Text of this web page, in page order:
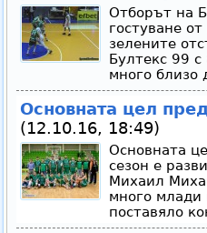
Отборът на
гостуване
зелените
Бултекс 99
много близо
Основната цел
(12.10.16, 18:49)
Основната
сезон е
Михаил
много млади
поставяло